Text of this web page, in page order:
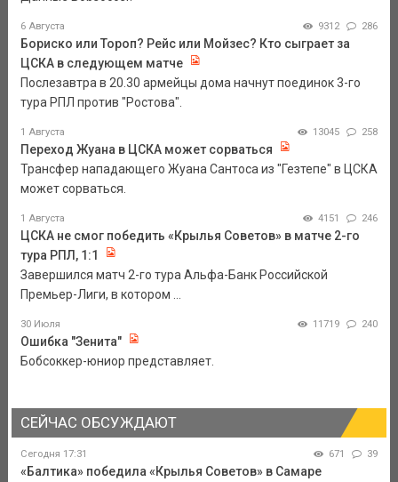
6 Августа 9312 286
Бориско или Тороп? Рейс или Мойзес? Кто сыграет за
ЦСКА в следующем матче
Послезавтра в 20.30 армейцы дома начнут поединок 3-го
тура РПЛ против "Ростова".
1 Августа 13045 258
Переход Жуана в ЦСКА может сорваться
Трансфер нападающего Жуана Сантоса из "Гезтепе" в ЦСКА
может сорваться.
1 Августа 4151 246
ЦСКА не смог победить «Крылья Советов» в матче 2-го
тура РПЛ, 1:1
Завершился матч 2-го тура Альфа-Банк Российской
Премьер-Лиги, в котором ...
30 Июля 11719 240
Ошибка "Зенита"
Бобсоккер-юниор представляет.
СЕЙЧАС ОБСУЖДАЮТ
Сегодня 17:31 671 39
«Балтика» победила «Крылья Советов» в Самаре